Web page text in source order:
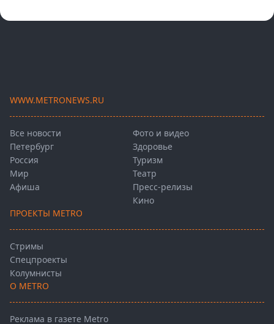
WWW.METRONEWS.RU
Все новости
Петербург
Россия
Мир
Афиша
Фото и видео
Здоровье
Туризм
Театр
Пресс-релизы
Кино
ПРОЕКТЫ METRO
Стримы
Спецпроекты
Колумнисты
О METRO
Реклама в газете Metro